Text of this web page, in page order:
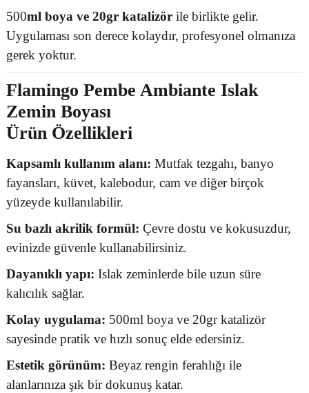
500ml boya ve 20gr katalizör ile birlikte gelir.
Uygulaması son derece kolaydır, profesyonel olmanıza
gerek yoktur.
Flamingo Pembe Ambiante Islak
Zemin Boyası
Ürün Özellikleri
Kapsamlı kullanım alanı: Mutfak tezgahı, banyo
fayansları, küvet, kalebodur, cam ve diğer birçok
yüzeyde kullanılabilir.
Su bazlı akrilik formül: Çevre dostu ve kokusuzdur,
evinizde güvenle kullanabilirsiniz.
Dayanıklı yapı: Islak zeminlerde bile uzun süre
kalıcılık sağlar.
Kolay uygulama: 500ml boya ve 20gr katalizör
sayesinde pratik ve hızlı sonuç elde edersiniz.
Estetik görünüm: Beyaz rengin ferahlığı ile
alanlarınıza şık bir dokunuş katar.